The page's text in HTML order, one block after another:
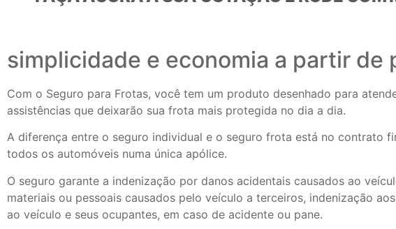
simplicidade e economia a partir de
Com o Seguro para Frotas, você tem um produto desenhado para
assistências que deixarão sua frota mais protegida no dia a dia.
A diferença entre o seguro individual e o seguro frota está no contrato
todos os automóveis numa única apólice.
O seguro garante a indenização por danos acidentais causados ao
materiais ou pessoais causados pelo veículo a terceiros, indenização
ao veículo e seus ocupantes, em caso de acidente ou pane.